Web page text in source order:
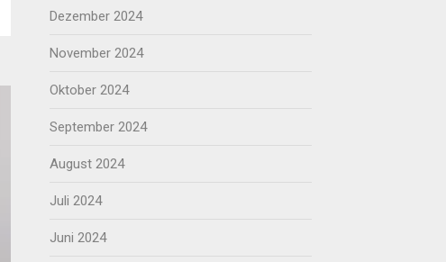
Dezember 2024
November 2024
Oktober 2024
September 2024
August 2024
Juli 2024
Juni 2024